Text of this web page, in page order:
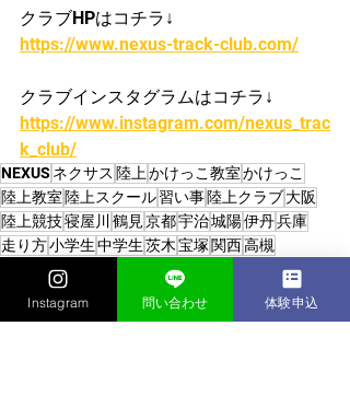
クラブHPはコチラ↓
https://www.nexus-track-club.com/
クラブインスタグラムはコチラ↓
https://www.instagram.com/nexus_trac
k_club/
NEXUS ネクサス 陸上かけっこ教室かけっこ
陸上教室 陸上スクール習い事陸上クラブ大阪
陸上競技寝屋川 鶴見京都宇治城陽伊丹兵庫
走り方小学生中学生茨木宝塚 関西高槻
かけっこクラブ/陸上クラブ
Instagram 問い合わせ 体験申込